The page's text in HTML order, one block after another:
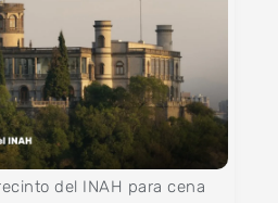
del INAH para cena